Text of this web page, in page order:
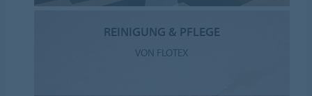
REINIGUNG & PFLEGE
VON FLOTEX